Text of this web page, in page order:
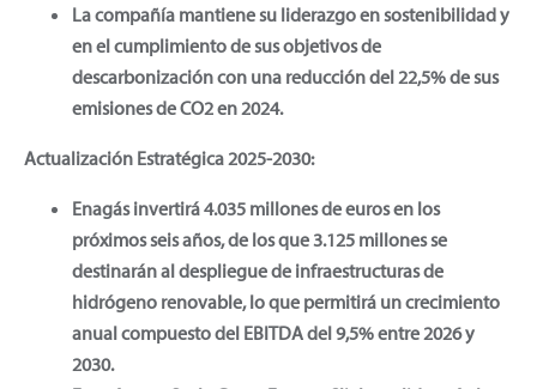
La compañía mantiene su liderazgo en sostenibilidad y
en el cumplimiento de sus objetivos de
descarbonización con una reducción del 22,5% de sus
emisiones de CO2 en 2024.
Actualización Estratégica 2025-2030:
Enagás invertirá 4.035 millones de euros en los
próximos seis años, de los que 3.125 millones se
destinarán al despliegue de infraestructuras de
hidrógeno renovable, lo que permitirá un crecimiento
anual compuesto del EBITDA del 9,5% entre 2026 y
2030.